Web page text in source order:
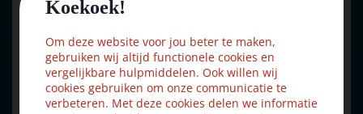
Koekoek!
Om deze website voor jou beter te maken,
gebruiken wij altijd functionele cookies en
vergelijkbare hulpmiddelen. Ook willen wij
cookies gebruiken om onze communicatie te
verbeteren. Met deze cookies delen we informatie